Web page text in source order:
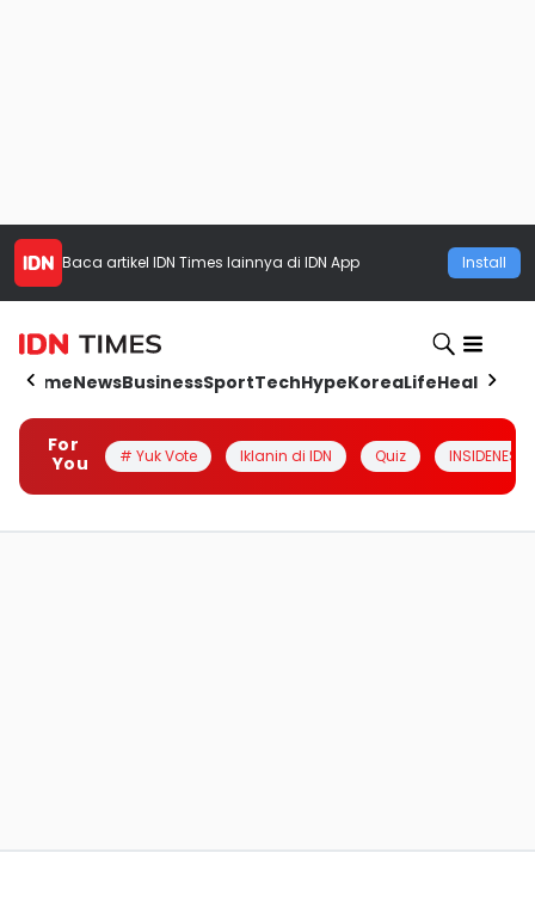
Baca artikel IDN Times lainnya di IDN App Install
HomeNewsBusinessSportTechHypeKoreaLifeHealth
For
You
# Yuk Vote Iklanin di IDN Quiz INSIDENESIA